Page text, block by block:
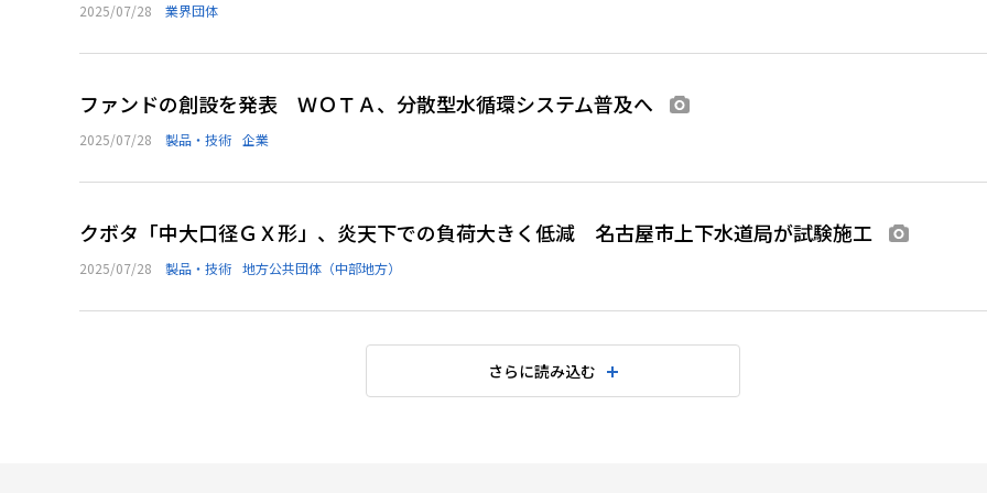
2025/07/28 業界団体
ファンドの創設を発表 ＷＯＴＡ、分散型水循環システム普及へ
2025/07/28 製品・技術 企業
クボタ「中大口径ＧＸ形」、炎天下での負荷大きく低減 名古屋市上下水道局が試験施工
2025/07/28 製品・技術 地方公共団体（中部地方）
さらに読み込む